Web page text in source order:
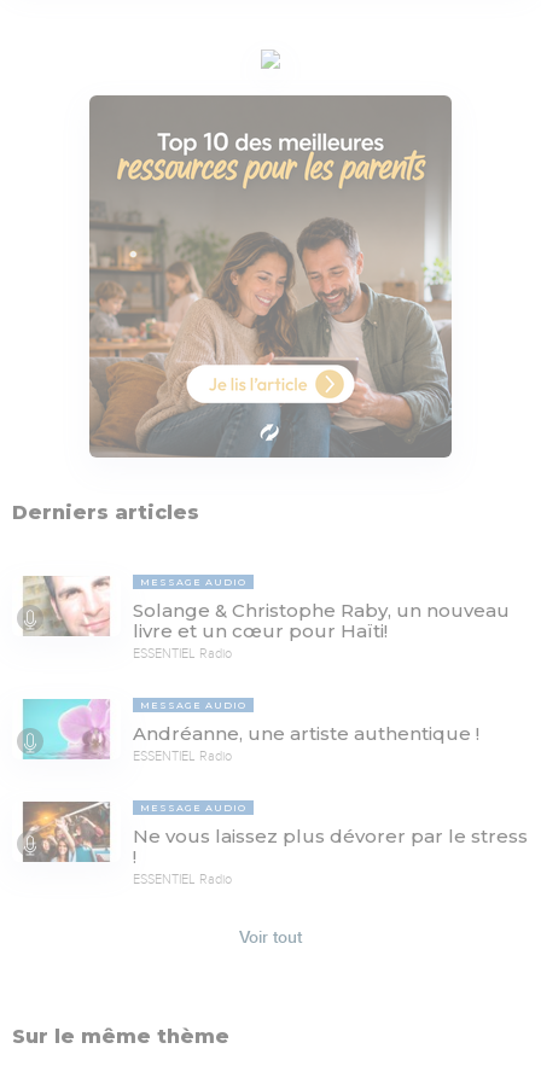
Derniers articles
MESSAGE AUDIO
Solange & Christophe Raby, un nouveau
livre et un cœur pour Haïti!
ESSENTIEL Radio
MESSAGE AUDIO
Andréanne, une artiste authentique !
ESSENTIEL Radio
MESSAGE AUDIO
Ne vous laissez plus dévorer par le stress
!
ESSENTIEL Radio
Voir tout
Sur le même thème